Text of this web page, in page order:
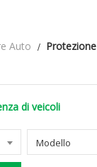
Auto
di veicoli
Modello